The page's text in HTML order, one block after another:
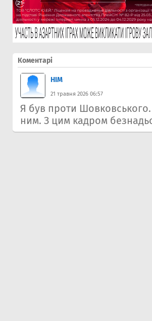
Коментарі
HIM
21 травня 2026 06:57
Я був проти
ним. З цим кадром